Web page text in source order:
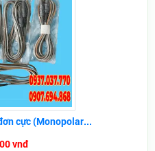
cực (Monopolar...
vnđ